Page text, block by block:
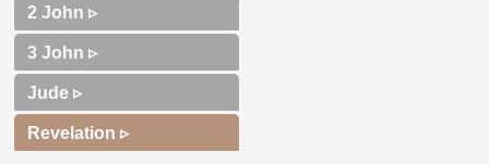
2 John ▹
3 John ▹
Jude ▹
Revelation ▹